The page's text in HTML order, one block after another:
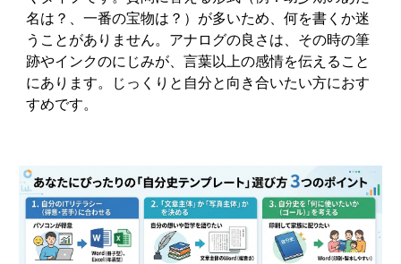
名は？、一番の宝物は？）が多いため、何を書くか迷
うことがありません。アナログの良さは、その時の筆
跡やインクのにじみが、言葉以上の感情を伝えること
にあります。じっくりと自分と向き合いたい方におす
すめです。